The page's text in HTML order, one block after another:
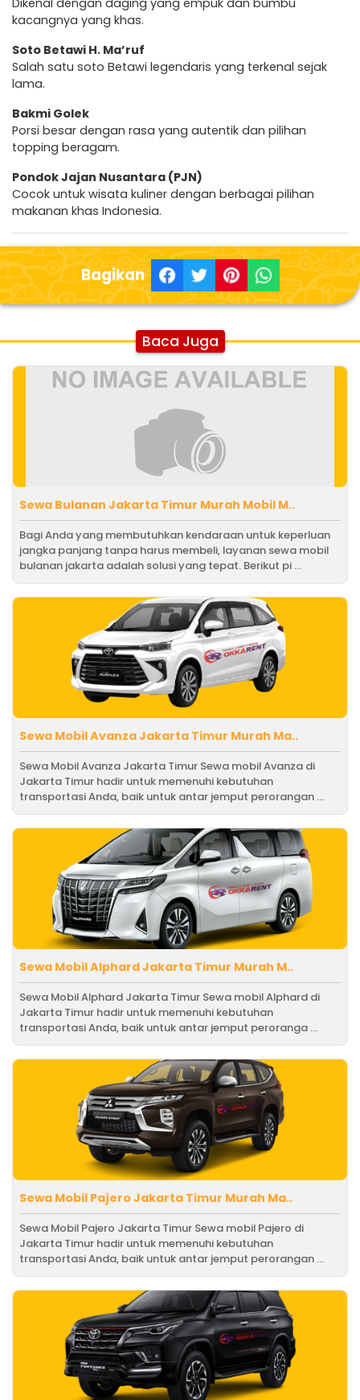
Dikenal dengan daging yang empuk dan bumbu
kacangnya yang khas.
Soto Betawi H. Ma’ruf
Salah satu soto Betawi legendaris yang terkenal sejak
lama.
Bakmi Golek
Porsi besar dengan rasa yang autentik dan pilihan
topping beragam.
Pondok Jajan Nusantara (PJN)
Cocok untuk wisata kuliner dengan berbagai pilihan
makanan khas Indonesia.
Bagikan
Baca Juga
Sewa Bulanan Jakarta Timur Murah Mobil M..
Bagi Anda yang membutuhkan kendaraan untuk keperluan
jangka panjang tanpa harus membeli, layanan sewa mobil
bulanan jakarta adalah solusi yang tepat. Berikut pi ...
Sewa Mobil Avanza Jakarta Timur Murah Ma..
Sewa Mobil Avanza Jakarta Timur Sewa mobil Avanza di
Jakarta Timur hadir untuk memenuhi kebutuhan
transportasi Anda, baik untuk antar jemput perorangan ...
Sewa Mobil Alphard Jakarta Timur Murah M..
Sewa Mobil Alphard Jakarta Timur Sewa mobil Alphard di
Jakarta Timur hadir untuk memenuhi kebutuhan
transportasi Anda, baik untuk antar jemput peroranga ...
Sewa Mobil Pajero Jakarta Timur Murah Ma..
Sewa Mobil Pajero Jakarta Timur Sewa mobil Pajero di
Jakarta Timur hadir untuk memenuhi kebutuhan
transportasi Anda, baik untuk antar jemput perorangan ...